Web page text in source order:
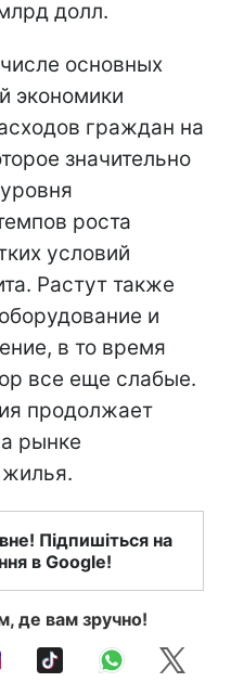
долл.
основных
экономики
граждан на
значительно
роста
условий
Растут также
и
в то время
все еще слабые.
продолжает
рынке
жилья.
Підпишіться на
в Google!
де вам зручно!